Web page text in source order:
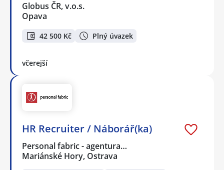
Globus ČR, v.o.s.
Opava
42 500 Kč Plný úvazek
včerejší
HR Recruiter / Náborář(ka)
Personal fabric - agentura…
Mariánské Hory, Ostrava